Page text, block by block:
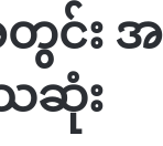
း အ
ဆုံး